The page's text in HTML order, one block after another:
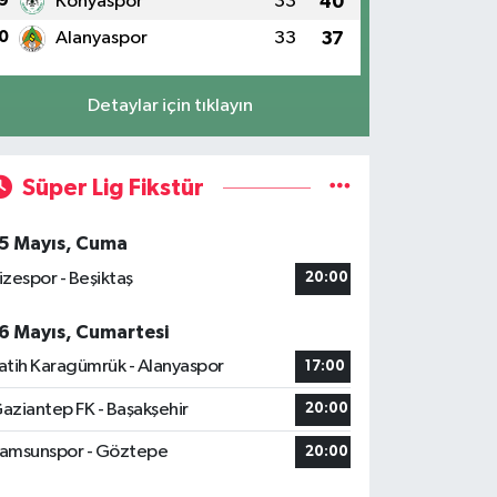
Alanyaspor 33 37
Detaylar için tıklayın
Süper Lig Fikstür
Mayıs, Cuma
- Beşiktaş
20:00
Mayıs, Cumartesi
Karagümrük - Alanyaspor
17:00
FK - Başakşehir 20:00
- Göztepe 20:00